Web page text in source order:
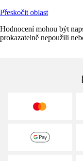
Přeskočit oblast
Hodnocení mohou být
prokazatelně nepoužili